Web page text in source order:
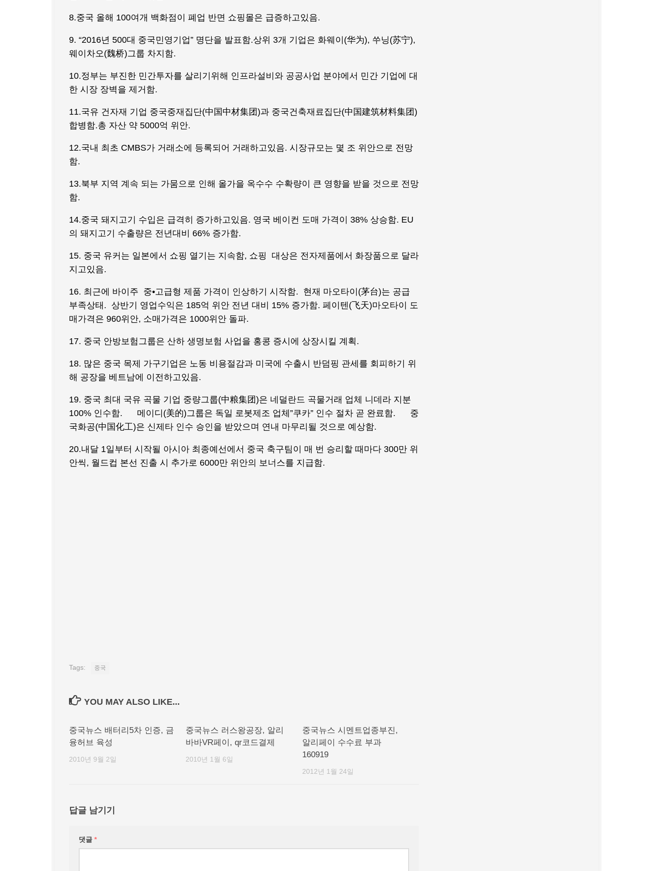
8.중국 올해 100여개 백화점이 폐업 반면 쇼핑몰은 급증하고있음.
9. “2016년 500대 중국민영기업” 명단을 발표함.상위 3개 기업은 화웨이(华为), 쑤닝(苏宁),
웨이차오(魏桥)그룹 차지함.
10.정부는 부진한 민간투자를 살리기위해 인프라설비와 공공사업 분야에서 민간 기업에 대
한 시장 장벽을 제거함.
11.국유 건자재 기업 중국중재집단(中国中材集团)과 중국건축재료집단(中国建筑材料集团)
합병함.총 자산 약 5000억 위안.
12.국내 최초 CMBS가 거래소에 등록되어 거래하고있음. 시장규모는 몇 조 위안으로 전망
함.
13.북부 지역 계속 되는 가뭄으로 인해 올가을 옥수수 수확량이 큰 영향을 받을 것으로 전망
함.
14.중국 돼지고기 수입은 급격히 증가하고있음. 영국 베이컨 도매 가격이 38% 상승함. EU
의 돼지고기 수출량은 전년대비 66% 증가함.
15. 중국 유커는 일본에서 쇼핑 열기는 지속함, 쇼핑 대상은 전자제품에서 화장품으로 달라
지고있음.
16. 최근에 바이주 중•고급형 제품 가격이 인상하기 시작함. 현재 마오타이(茅台)는 공급
부족상태. 상반기 영업수익은 185억 위안 전년 대비 15% 증가함. 페이텐(飞天)마오타이 도
매가격은 960위안, 소매가격은 1000위안 돌파.
17. 중국 안방보험그룹은 산하 생명보험 사업을 홍콩 증시에 상장시킬 계획.
18. 많은 중국 목제 가구기업은 노동 비용절감과 미국에 수출시 반덤핑 관세를 회피하기 위
해 공장을 베트남에 이전하고있음.
19. 중국 최대 국유 곡물 기업 중량그룹(中粮集团)은 네덜란드 곡물거래 업체 니데라 지분
100% 인수함. 메이디(美的)그룹은 독일 로봇제조 업체”쿠카” 인수 절차 곧 완료함. 중
국화공(中国化工)은 신제타 인수 승인을 받았으며 연내 마무리될 것으로 예상함.
20.내달 1일부터 시작될 아시아 최종예선에서 중국 축구팀이 매 번 승리할 때마다 300만 위
안씩, 월드컵 본선 진출 시 추가로 6000만 위안의 보너스를 지급함.
Tags: 중국
YOU MAY ALSO LIKE...
중국뉴스 배터리5차 인증, 금
융허브 육성
2010년 9월 2일
중국뉴스 러스왕공장, 알리
바바VR페이, qr코드결제
2010년 1월 6일
중국뉴스 시멘트업종부진,
알리페이 수수료 부과
160919
2012년 1월 24일
답글 남기기
댓글 *